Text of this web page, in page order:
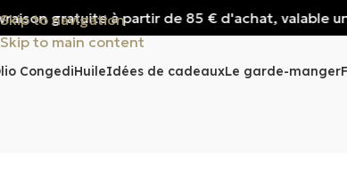
Skip to navigation
Skip to main content
partir de 85 € d'achat, valable uniquement
CongediHuileIdées de cadeauxLe garde-manger